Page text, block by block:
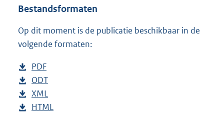
e
Bestandsformaten
Op dit moment is de publicatie beschikbaar in de
volgende formaten:
D
o
w
n
PDF
e
s
t
D
o
w
ODT
s
D
o
XML
e
D
HTML